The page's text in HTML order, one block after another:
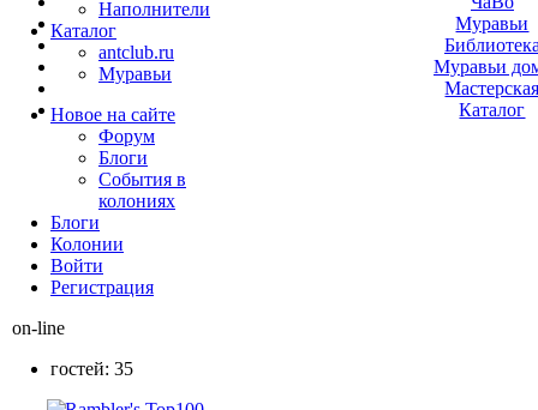
Наполнители
Каталог
antclub.ru
Муравьи
Новое на сайте
Форум
Блоги
События в
колониях
Блоги
Колонии
Войти
Peгиcтpaция
on-line
гостей: 35
Муравьи
Муравьи
Каталог